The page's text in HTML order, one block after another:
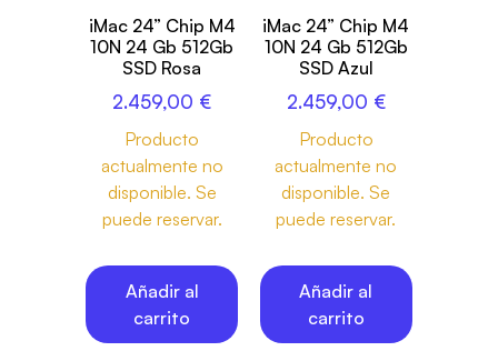
iMac 24” Chip M4
10N 24 Gb 512Gb
SSD Rosa
2.459,00 €
Producto
actualmente no
disponible. Se
puede reservar.
Añadir al
carrito
iMac 24” Chip M4
10N 24 Gb 512Gb
SSD Azul
2.459,00 €
Producto
actualmente no
disponible. Se
puede reservar.
Añadir al
carrito